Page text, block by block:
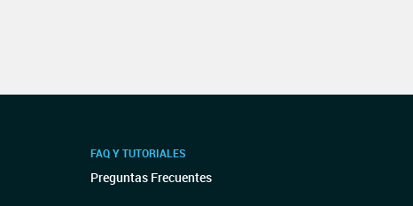
FAQ Y TUTORIALES
Preguntas Frecuentes